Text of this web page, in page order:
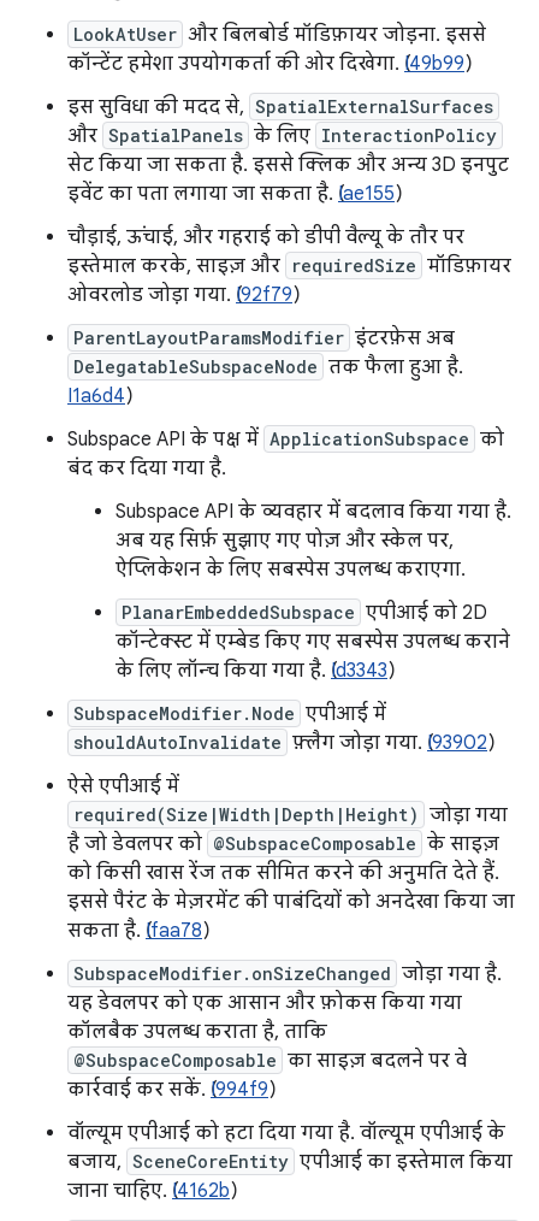
LookAtUser और बिलबोर्ड मॉडिफ़ायर जोड़ना. इससे
कॉन्टेंट हमेशा उपयोगकर्ता की ओर दिखेगा. ( I49b99)
इस सुविधा की मदद से, SpatialExternalSurfaces
और SpatialPanels के लिए InteractionPolicy
सेट किया जा सकता है. इससे क्लिक और अन्य 3D इनपुट
इवेंट का पता लगाया जा सकता है. ( Iae155)
चौड़ाई, ऊंचाई, और गहराई को डीपी वैल्यू के तौर पर
इस्तेमाल करके, साइज़ और requiredSize मॉडिफ़ायर
ओवरलोड जोड़ा गया. ( I92f79)
ParentLayoutParamsModifier इंटरफ़ेस अब
DelegatableSubspaceNode तक फैला हुआ है.
I1a6d4)
Subspace API के पक्ष में ApplicationSubspace को
बंद कर दिया गया है.
Subspace API के व्यवहार में बदलाव किया गया है.
अब यह सिर्फ़ सुझाए गए पोज़ और स्केल पर,
ऐप्लिकेशन के लिए सबस्पेस उपलब्ध कराएगा.
PlanarEmbeddedSubspace एपीआई को 2D
कॉन्टेक्स्ट में एम्बेड किए गए सबस्पेस उपलब्ध कराने
के लिए लॉन्च किया गया है. ( Id3343)
SubspaceModifier.Node एपीआई में
shouldAutoInvalidate फ़्लैग जोड़ा गया. ( I93902)
ऐसे एपीआई में
required(Size|Width|Depth|Height) जोड़ा गया
है जो डेवलपर को @SubspaceComposable के साइज़
को किसी खास रेंज तक सीमित करने की अनुमति देते हैं.
इससे पैरंट के मेज़रमेंट की पाबंदियों को अनदेखा किया जा
सकता है. ( Ifaa78)
SubspaceModifier.onSizeChanged जोड़ा गया है.
यह डेवलपर को एक आसान और फ़ोकस किया गया
कॉलबैक उपलब्ध कराता है, ताकि
@SubspaceComposable का साइज़ बदलने पर वे
कार्रवाई कर सकें. ( I994f9)
वॉल्यूम एपीआई को हटा दिया गया है. वॉल्यूम एपीआई के
बजाय, SceneCoreEntity एपीआई का इस्तेमाल किया
जाना चाहिए. ( I4162b)